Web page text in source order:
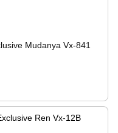
Mudanya Vx-841